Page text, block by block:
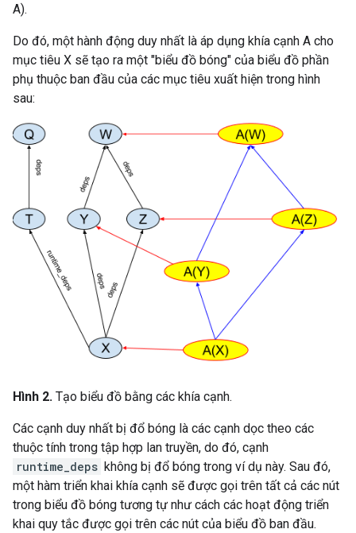
A).
Do đó, một hành động duy nhất là áp dụng khía cạnh A cho
mục tiêu X sẽ tạo ra một "biểu đồ bóng" của biểu đồ phần
phụ thuộc ban đầu của các mục tiêu xuất hiện trong hình
sau:
Hình 2. Tạo biểu đồ bằng các khía cạnh.
Các cạnh duy nhất bị đổ bóng là các cạnh dọc theo các
thuộc tính trong tập hợp lan truyền, do đó, cạnh
runtime_deps không bị đổ bóng trong ví dụ này. Sau đó,
một hàm triển khai khía cạnh sẽ được gọi trên tất cả các nút
trong biểu đồ bóng tương tự như cách các hoạt động triển
khai quy tắc được gọi trên các nút của biểu đồ ban đầu.